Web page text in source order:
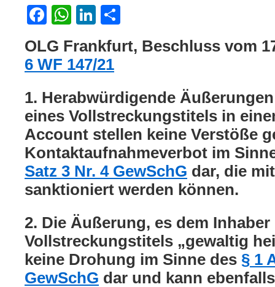
Facebook
WhatsApp
LinkedIn
OLG Frankfurt, Beschluss vom
6 WF 147/21
1. Herabwürdigende
eines Vollstreckungstitels in
Account stellen keine Verstöße
Kontaktaufnahmeverbot im
Satz 3 Nr. 4 GewSchG dar, die
sanktioniert werden können.
2. Die Äußerung, es dem Inhaber
Vollstreckungstitels „gewaltig
keine Drohung im Sinne des § 1
GewSchG dar und kann